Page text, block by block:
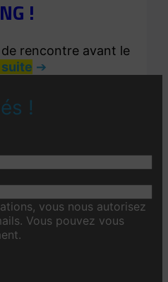
!
rencontre avant le
suite
!
vous nous autorisez
Vous pouvez vous